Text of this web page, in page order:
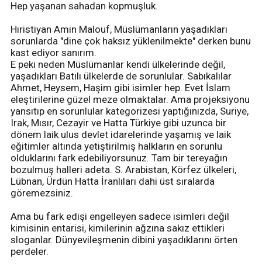
Hep yaşanan sahadan kopmuşluk.
Hıristiyan Amin Malouf, Müslümanların yaşadıkları
sorunlarda "dine çok haksız yüklenilmekte" derken bunu
kast ediyor sanırım.
E peki neden Müslümanlar kendi ülkelerinde değil,
yaşadıkları Batılı ülkelerde de sorunlular. Sabıkalılar
Ahmet, Heysem, Haşim gibi isimler hep. Evet İslam
eleştirilerine güzel meze olmaktalar. Ama projeksiyonu
yansıtıp en sorunlular kategorizesi yaptığınızda, Suriye,
Irak, Mısır, Cezayir ve Hatta Türkiye gibi uzunca bir
dönem laik ulus devlet idarelerinde yaşamış ve laik
eğitimler altında yetiştirilmiş halkların en sorunlu
olduklarını fark edebiliyorsunuz. Tam bir tereyağın
bozulmuş halleri adeta. S. Arabistan, Körfez ülkeleri,
Lübnan, Ürdün Hatta İranlıları dahi üst sıralarda
göremezsiniz.
Ama bu fark edişi engelleyen sadece isimleri değil
kimisinin entarisi, kimilerinin ağzına sakız ettikleri
sloganlar. Dünyevileşmenin dibini yaşadıklarını örten
perdeler.